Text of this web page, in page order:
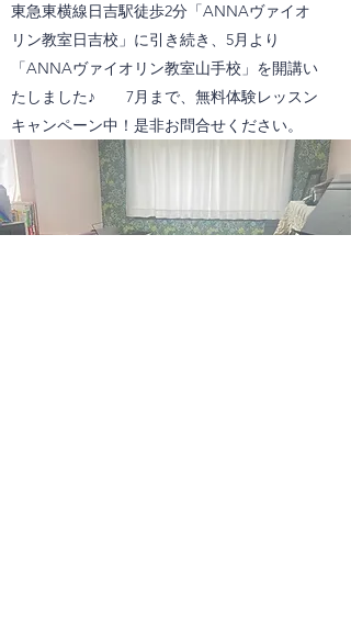
東急東横線日吉駅徒歩2分「ANNAヴァイオ
リン教室日吉校」に引き続き、5月より
「ANNAヴァイオリン教室山手校」を開講い
たしました♪ 7月まで、無料体験レッスン
キャンペーン中！是非お問合せください。